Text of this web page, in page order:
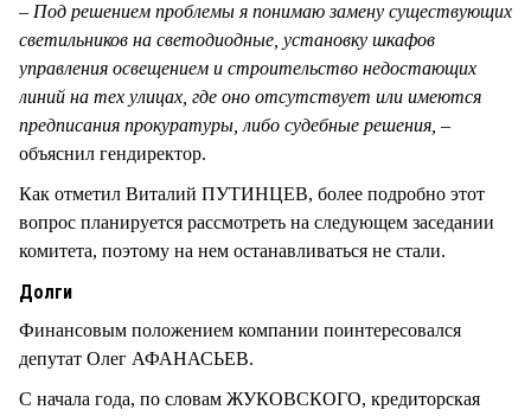
– Под решением проблемы я понимаю замену существующих
светильников на светодиодные, установку шкафов
управления освещением и строительство недостающих
линий на тех улицах, где оно отсутствует или имеются
предписания прокуратуры, либо судебные решения, –
объяснил гендиректор.
Как отметил Виталий ПУТИНЦЕВ, более подробно этот
вопрос планируется рассмотреть на следующем заседании
комитета, поэтому на нем останавливаться не стали.
Долги
Финансовым положением компании поинтересовался
депутат Олег АФАНАСЬЕВ.
С начала года, по словам ЖУКОВСКОГО, кредиторская